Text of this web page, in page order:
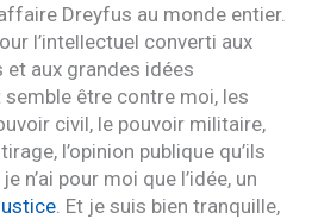
Dreyfus au monde entier.
l’intellectuel converti aux
aux grandes idées
semble être contre moi, les
civil, le pouvoir militaire,
l’opinion publique qu’ils
n’ai pour moi que l’idée, un
. Et je suis bien tranquille,